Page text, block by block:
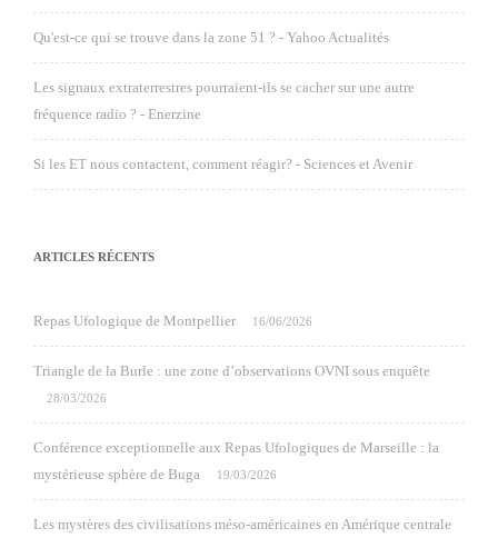
Qu'est-ce qui se trouve dans la zone 51 ? - Yahoo Actualités
Les signaux extraterrestres pourraient-ils se cacher sur une autre
fréquence radio ? - Enerzine
Si les ET nous contactent, comment réagir? - Sciences et Avenir
ARTICLES RÉCENTS
Repas Ufologique de Montpellier 16/06/2026
Triangle de la Burle : une zone d’observations OVNI sous enquête
28/03/2026
Conférence exceptionnelle aux Repas Ufologiques de Marseille : la
mystérieuse sphère de Buga
19/03/2026
Les mystères des civilisations méso-américaines en Amérique centrale